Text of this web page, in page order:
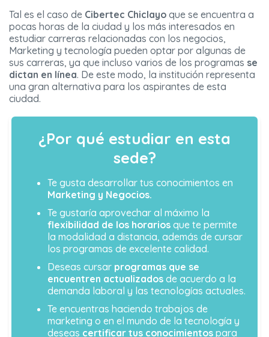
Tal es el caso de Cibertec Chiclayo que se encuentra a
pocas horas de la ciudad y los más interesados en
estudiar carreras relacionadas con los negocios,
Marketing y tecnología pueden optar por algunas de
sus carreras, ya que incluso varios de los programas se
dictan en línea. De este modo, la institución representa
una gran alternativa para los aspirantes de esta
ciudad.
¿Por qué estudiar en esta
sede?
Te gusta desarrollar tus conocimientos en
Marketing y Negocios.
Te gustaría aprovechar al máximo la
flexibilidad de los horarios que te permite
la modalidad a distancia, además de cursar
los programas de excelente calidad.
Deseas cursar programas que se
encuentren actualizados de acuerdo a la
demanda laboral y las tecnologías actuales.
Te encuentras haciendo trabajos de
marketing o en el mundo de la tecnología y
deseas certificar tus conocimientos para